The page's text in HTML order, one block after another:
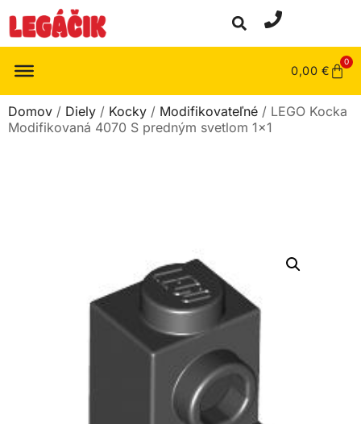
0,00 €
0
Domov / Diely / Kocky / Modifikovateľné / LEGO Kocka
Modifikovaná 4070 S predným svetlom 1×1